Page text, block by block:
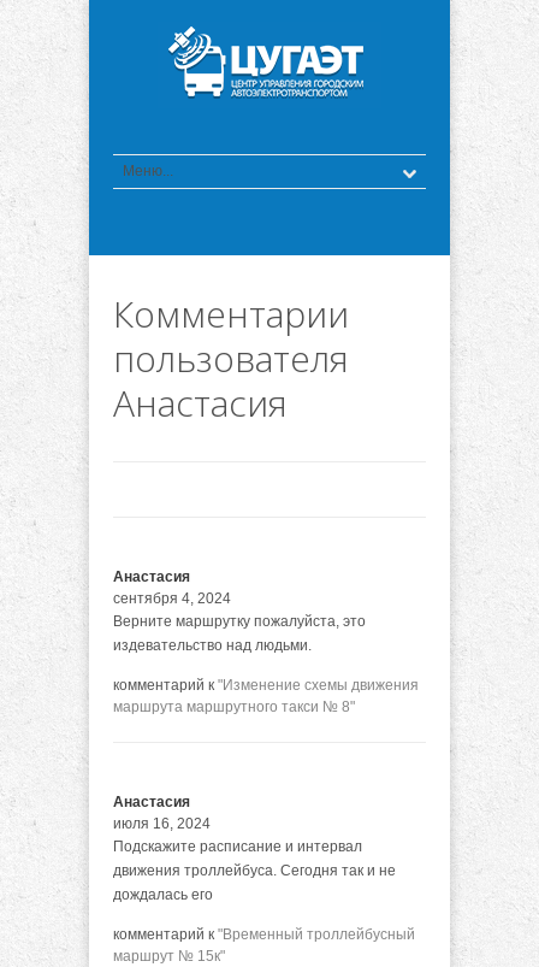
Комментарии
пользователя
Анастасия
Анастасия
сентября 4, 2024
Верните маршрутку пожалуйста, это
издевательство над людьми.
комментарий к "Изменение схемы движения
маршрута маршрутного такси № 8"
Анастасия
июля 16, 2024
Подскажите расписание и интервал
движения троллейбуса. Сегодня так и не
дождалась его
комментарий к "Временный троллейбусный
маршрут № 15к"